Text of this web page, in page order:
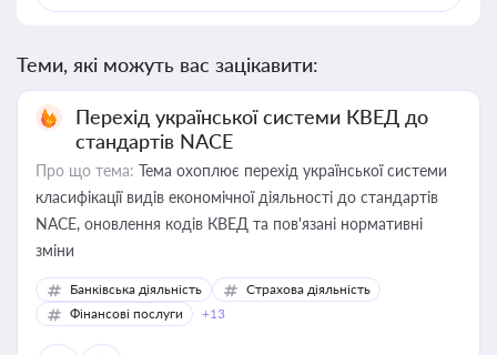
Теми, які можуть вас зацікавити:
Перехід української системи КВЕД до
стандартів NACE
Про що тема: Тема охоплює перехід української системи
класифікації видів економічної діяльності до стандартів
NACE, оновлення кодів КВЕД та пов'язані нормативні
зміни
Банківська діяльність
Страхова діяльність
Фінансові послуги
+13